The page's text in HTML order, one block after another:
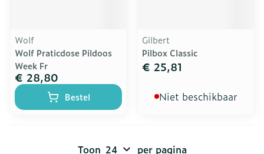
Wolf
Wolf Praticdose Pildoos
Week Fr
€ 28,80
Bestel
Gilbert
Pilbox Classic
€ 25,81
Niet beschikbaar
Toon per pagina